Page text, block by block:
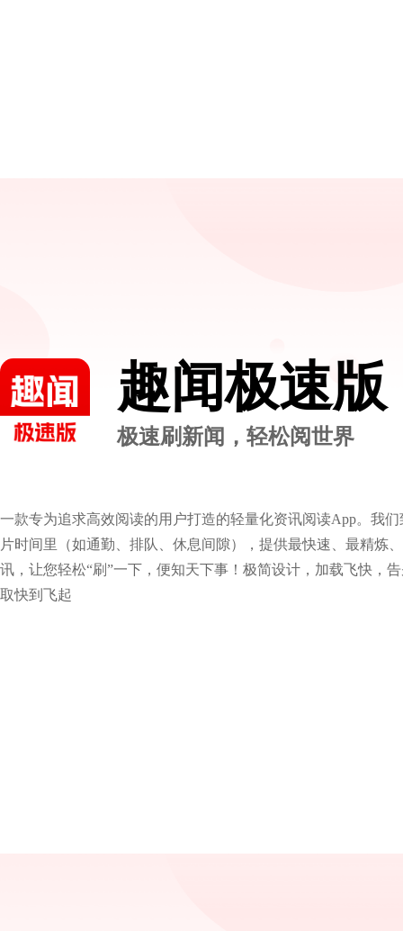
趣闻极速版
极速刷新闻，轻松阅世界
一款专为追求高效阅读的用户打造的轻量化资讯阅读App。我
片时间里（如通勤、排队、休息间隙），提供最快速、最精炼
讯，让您轻松“刷”一下，便知天下事！极简设计，加载飞快，
取快到飞起